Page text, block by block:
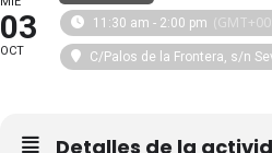
03
OCT
11:30 am - 2:00 pm
C/Palos de la Frontera, s/n
Detalles de la